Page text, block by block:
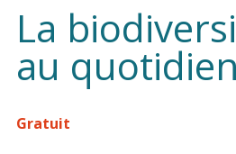
La
au
Gratuit